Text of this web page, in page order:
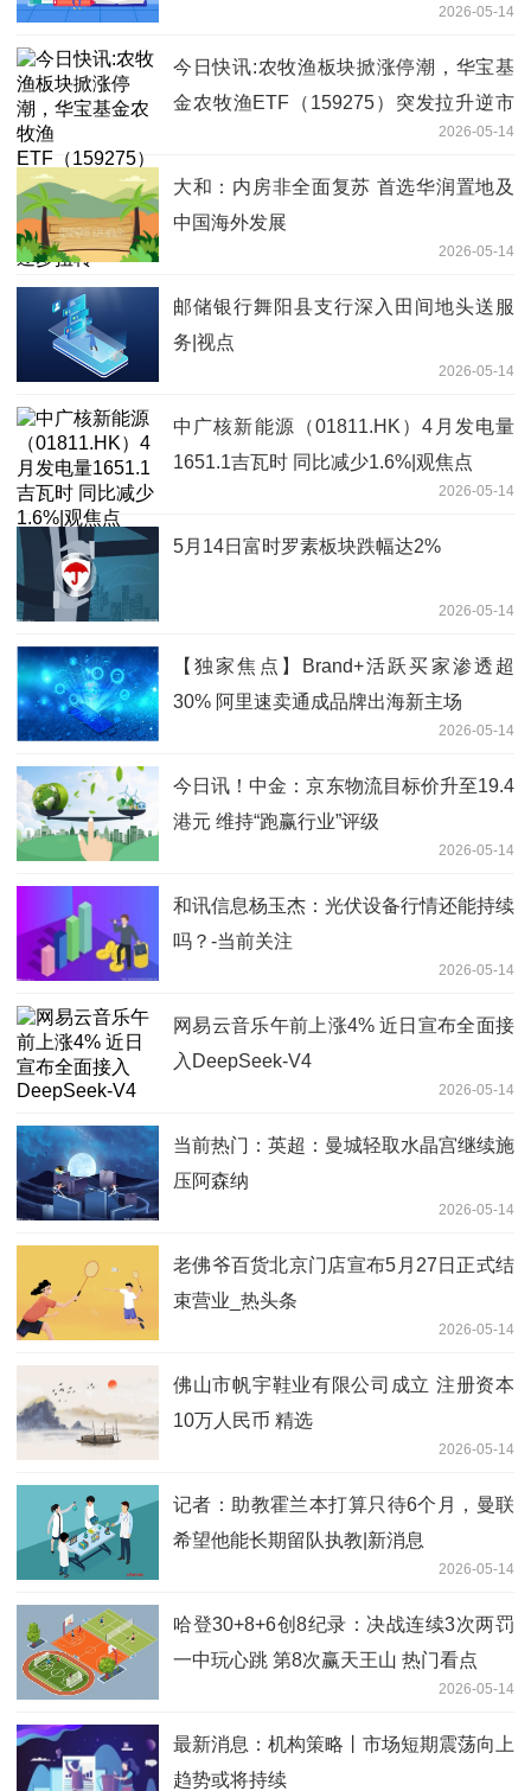
2026-05-14
今日快讯:农牧渔板块掀涨停潮，华宝基
金农牧渔ETF（159275）突发拉升逆市
上探1.29%！机构高呼悲观预期或逐步扭
转
2026-05-14
大和：内房非全面复苏 首选华润置地及
中国海外发展
2026-05-14
邮储银行舞阳县支行深入田间地头送服
务|视点
2026-05-14
中广核新能源（01811.HK）4月发电量
1651.1吉瓦时 同比减少1.6%|观焦点
2026-05-14
5月14日富时罗素板块跌幅达2%
2026-05-14
【独家焦点】Brand+活跃买家渗透超
30% 阿里速卖通成品牌出海新主场
2026-05-14
今日讯！中金：京东物流目标价升至19.4
港元 维持“跑赢行业”评级
2026-05-14
和讯信息杨玉杰：光伏设备行情还能持续
吗？-当前关注
2026-05-14
网易云音乐午前上涨4% 近日宣布全面接
入DeepSeek-V4
2026-05-14
当前热门：英超：曼城轻取水晶宫继续施
压阿森纳
2026-05-14
老佛爷百货北京门店宣布5月27日正式结
束营业_热头条
2026-05-14
佛山市帆宇鞋业有限公司成立 注册资本
10万人民币 精选
2026-05-14
记者：助教霍兰本打算只待6个月，曼联
希望他能长期留队执教|新消息
2026-05-14
哈登30+8+6创8纪录：决战连续3次两罚
一中玩心跳 第8次赢天王山 热门看点
2026-05-14
最新消息：机构策略丨市场短期震荡向上
趋势或将持续